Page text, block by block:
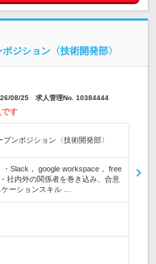
ジション〈技術開発部〉
08/25 求人管理No. 10384444
す
プンポジション〈技術開発部〉
・Slack， google workspace， free
社内外の関係者を巻き込み、合意
ーションスキル …